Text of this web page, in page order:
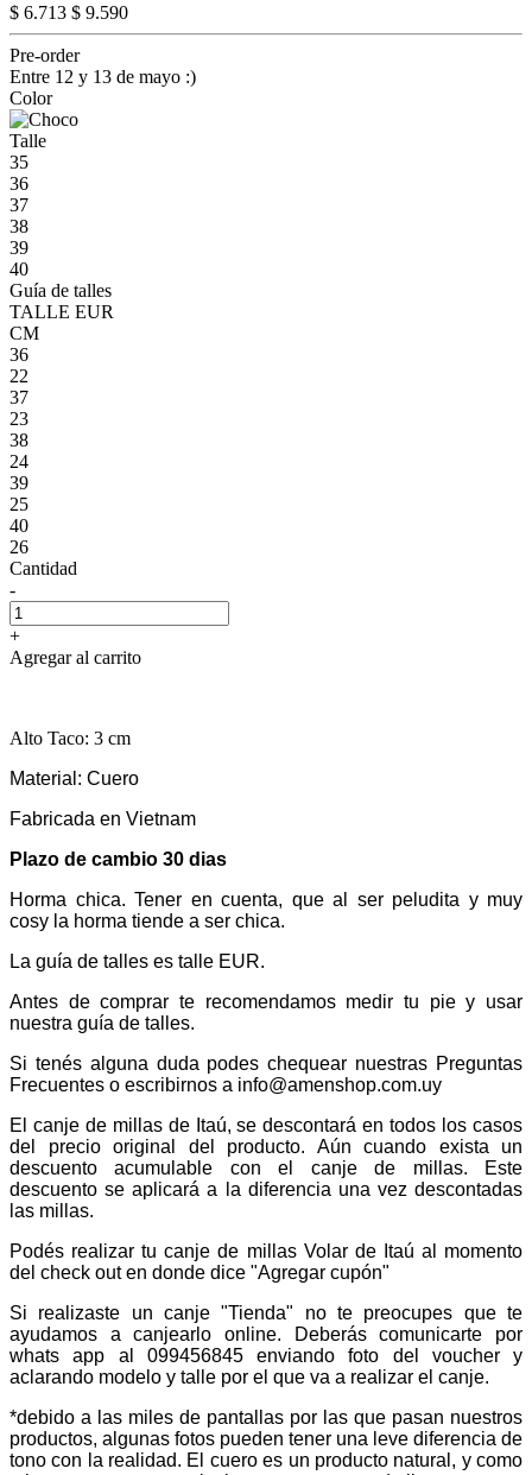
$ 6.713 $ 9.590
Pre-order
Entre 12 y 13 de mayo :)
Color
Talle
35
36
37
38
39
40
Guía de talles
TALLE EUR
CM
36
22
37
23
38
24
39
25
40
26
Cantidad
-
+
Agregar al carrito
Alto Taco: 3 cm
Material: Cuero
Fabricada en Vietnam
Plazo de cambio 30 dias
Horma chica. Tener en cuenta, que al ser peludita y muy
cosy la horma tiende a ser chica.
La guía de talles es talle EUR.
Antes de comprar te recomendamos medir tu pie y usar
nuestra guía de talles.
Si tenés alguna duda podes chequear nuestras Preguntas
Frecuentes o escribirnos a info@amenshop.com.uy
El canje de millas de Itaú, se descontará en todos los casos
del precio original del producto. Aún cuando exista un
descuento acumulable con el canje de millas. Este
descuento se aplicará a la diferencia una vez descontadas
las millas.
Podés realizar tu canje de millas Volar de Itaú al momento
del check out en donde dice "Agregar cupón"
Si realizaste un canje "Tienda" no te preocupes que te
ayudamos a canjearlo online. Deberás comunicarte por
whats app al 099456845 enviando foto del voucher y
aclarando modelo y talle por el que va a realizar el canje.
*debido a las miles de pantallas por las que pasan nuestros
productos, algunas fotos pueden tener una leve diferencia de
tono con la realidad. El cuero es un producto natural, y como